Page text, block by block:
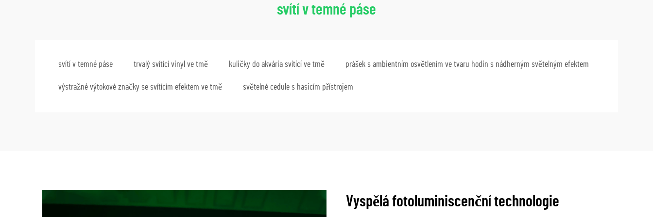
svítí v temné páse
svítí v temné páse trvalý svítící vinyl ve tmě kuličky do akvária svítící ve tmě prášek s ambientním osvětlením ve tvaru hodin s nádherným světelným efektem
výstražné výtokové značky se svítícím efektem ve tmě světelné cedule s hasicím přístrojem
Vyspělá fotoluminiscenční technologie